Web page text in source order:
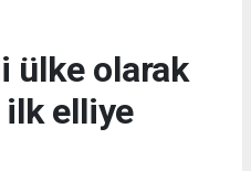
ülke olarak
elliye